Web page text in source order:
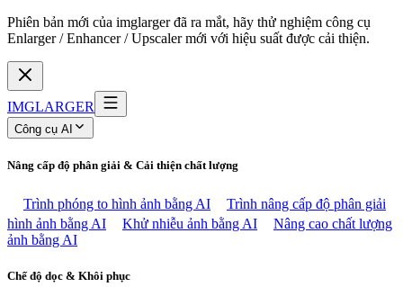
Phiên bản mới của imglarger đã ra mắt, hãy thử nghiệm công cụ
Enlarger / Enhancer / Upscaler mới với hiệu suất được cải thiện.
IMGLARGER
Công cụ AI
Nâng cấp độ phân giải & Cải thiện chất lượng
Trình phóng to hình ảnh bằng AI
Trình nâng cấp độ phân giải
hình ảnh bằng AI
Khử nhiễu ảnh bằng AI
Nâng cao chất lượng
ảnh bằng AI
Chế độ dọc & Khôi phục